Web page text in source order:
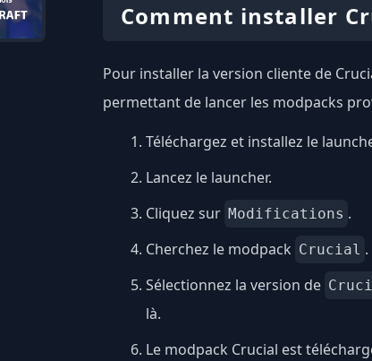
Comment installer
Pour installer la version cliente de
permettant de lancer les modpacks
Téléchargez et installez le
Lancez le launcher.
Cliquez sur Modifications .
Cherchez le modpack Crucial .
Sélectionnez la version de
là.
Le modpack Crucial est